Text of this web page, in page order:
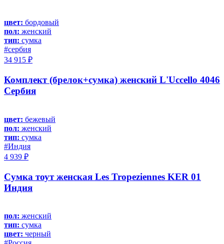
цвет: бордовый
пол: женский
тип: сумка
#сербия
34 915 ₽
Комплект (брелок+сумка) женский L'Uccello 4046
Сербия
цвет: бежевый
пол: женский
тип: сумка
#Индия
4 939 ₽
Сумка тоут женская Les Tropeziennes KER 01
Индия
пол: женский
тип: сумка
цвет: черный